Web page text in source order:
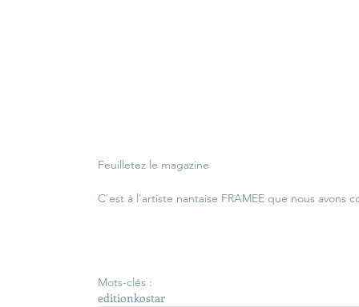
Feuilletez le magazine
C'est à l'artiste nantaise FRAMEE que nous
Mots-clés :
editionkostar